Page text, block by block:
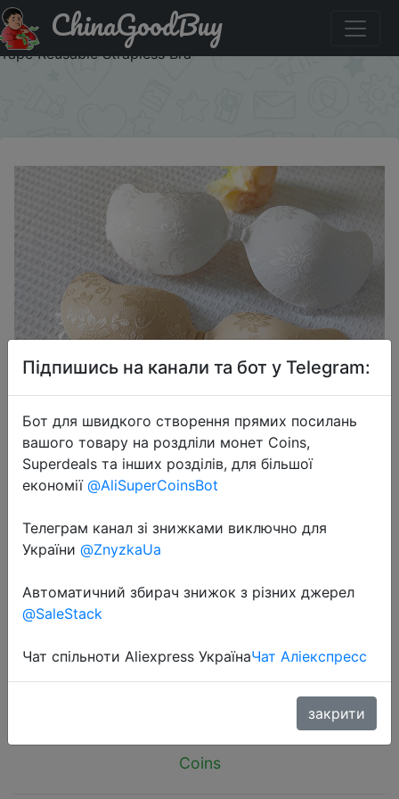
Придбати Women Silicone Chest Stickers Lace Push Up
Waterproof Nipple Cover Invisible Self-Adhesive Nipple
Tape Reusable Strapless Bra
ChinaGoodBuy
2026-04-28
Women Silicone Chest Stickers Lace
Invisible Self-Adhesive Nipple Tape
Reusable Strapless Bra
$2.49
Coins
Підпишись на канали та бот у Telegram:
Бот для швидкого створення прямих посилань
вашого товару на роздліли монет Coins,
Superdeals та інших розділів, для більшої
економії @AliSuperCoinsBot
Телеграм канал зі знижками виключно для
України @ZnyzkaUa
Автоматичний збирач знижок з різних джерел
@SaleStack
Чат спільноти Aliexpress УкраїнаЧат Аліекспресс
закрити